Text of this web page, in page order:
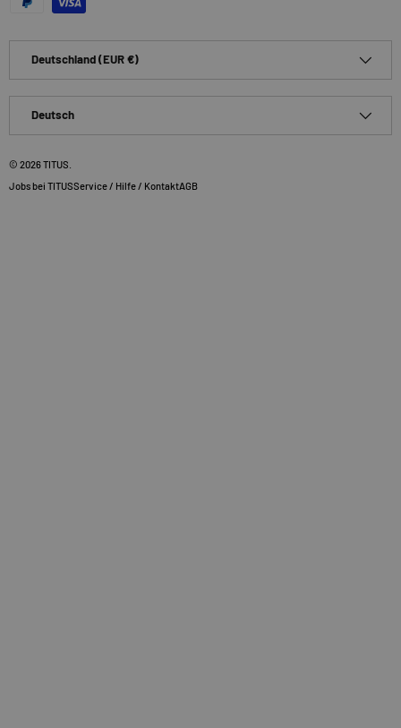
Deutschland (EUR €)
Deutsch
© 2026TITUS
Jobs bei TITUSService / Hilfe / KontaktAGB